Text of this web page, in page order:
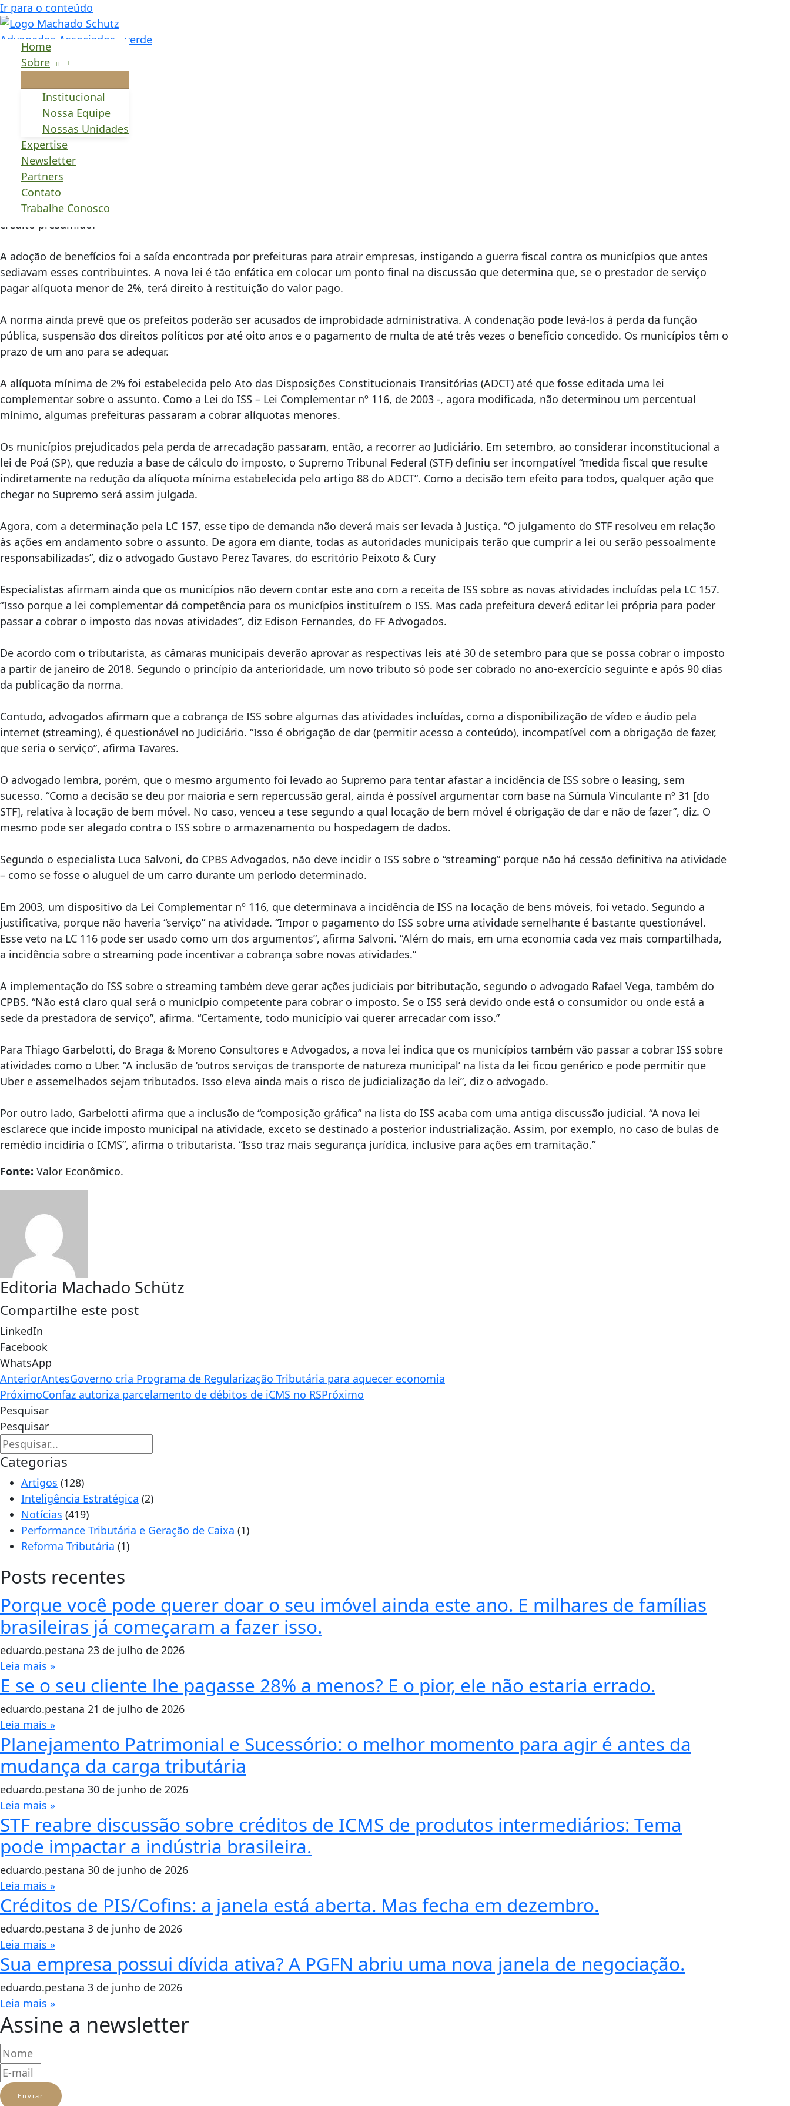
Ir para o conteúdo
Home
Sobre
Institucional
Nossa Equipe
Nossas Unidades
Expertise
Newsletter
Partners
Contato
Trabalhe Conosco
Lei proíbe prefeituras de conceder benefícios para
redução do ISS
Municípios não devem contar este ano com a receita sobre as novas atividades.
Por Laura Ignacio | De São Paulo.
Além de criar novas possibilidades de fontes de receita para as prefeituras, a reforma do Imposto sobre Serviços (ISS) poderá acabar com a
guerra fiscal entre municípios. Publicada no apagar das luzes de 2016, a Lei Complementar nº 157, que chamou mais atenção por permitir a
cobrança do tributo sobre a disponibilização de conteúdos de áudio e vídeo por meio da internet – como fazem Netflix e Spotify -, veda a
concessão de qualquer benefício para redução, indireta, do percentual mínimo de 2%, como diminuição de base de cálculo ou concessão de
crédito presumido.
A adoção de benefícios foi a saída encontrada por prefeituras para atrair empresas, instigando a guerra fiscal contra os municípios que antes
sediavam esses contribuintes. A nova lei é tão enfática em colocar um ponto final na discussão que determina que, se o prestador de serviço
pagar alíquota menor de 2%, terá direito à restituição do valor pago.
A norma ainda prevê que os prefeitos poderão ser acusados de improbidade administrativa. A condenação pode levá-los à perda da função
pública, suspensão dos direitos políticos por até oito anos e o pagamento de multa de até três vezes o benefício concedido. Os municípios têm o
prazo de um ano para se adequar.
A alíquota mínima de 2% foi estabelecida pelo Ato das Disposições Constitucionais Transitórias (ADCT) até que fosse editada uma lei
complementar sobre o assunto. Como a Lei do ISS – Lei Complementar nº 116, de 2003 -, agora modificada, não determinou um percentual
mínimo, algumas prefeituras passaram a cobrar alíquotas menores.
Os municípios prejudicados pela perda de arrecadação passaram, então, a recorrer ao Judiciário. Em setembro, ao considerar inconstitucional a
lei de Poá (SP), que reduzia a base de cálculo do imposto, o Supremo Tribunal Federal (STF) definiu ser incompatível “medida fiscal que resulte
indiretamente na redução da alíquota mínima estabelecida pelo artigo 88 do ADCT”. Como a decisão tem efeito para todos, qualquer ação que
chegar no Supremo será assim julgada.
Agora, com a determinação pela LC 157, esse tipo de demanda não deverá mais ser levada à Justiça. “O julgamento do STF resolveu em relação
às ações em andamento sobre o assunto. De agora em diante, todas as autoridades municipais terão que cumprir a lei ou serão pessoalmente
responsabilizadas”, diz o advogado Gustavo Perez Tavares, do escritório Peixoto & Cury
Especialistas afirmam ainda que os municípios não devem contar este ano com a receita de ISS sobre as novas atividades incluídas pela LC 157.
“Isso porque a lei complementar dá competência para os municípios instituírem o ISS. Mas cada prefeitura deverá editar lei própria para poder
passar a cobrar o imposto das novas atividades”, diz Edison Fernandes, do FF Advogados.
De acordo com o tributarista, as câmaras municipais deverão aprovar as respectivas leis até 30 de setembro para que se possa cobrar o imposto
a partir de janeiro de 2018. Segundo o princípio da anterioridade, um novo tributo só pode ser cobrado no ano-exercício seguinte e após 90 dias
da publicação da norma.
Contudo, advogados afirmam que a cobrança de ISS sobre algumas das atividades incluídas, como a disponibilização de vídeo e áudio pela
internet (streaming), é questionável no Judiciário. “Isso é obrigação de dar (permitir acesso a conteúdo), incompatível com a obrigação de fazer,
que seria o serviço”, afirma Tavares.
O advogado lembra, porém, que o mesmo argumento foi levado ao Supremo para tentar afastar a incidência de ISS sobre o leasing, sem
sucesso. “Como a decisão se deu por maioria e sem repercussão geral, ainda é possível argumentar com base na Súmula Vinculante nº 31 [do
STF], relativa à locação de bem móvel. No caso, venceu a tese segundo a qual locação de bem móvel é obrigação de dar e não de fazer”, diz. O
mesmo pode ser alegado contra o ISS sobre o armazenamento ou hospedagem de dados.
Segundo o especialista Luca Salvoni, do CPBS Advogados, não deve incidir o ISS sobre o “streaming” porque não há cessão definitiva na atividade
– como se fosse o aluguel de um carro durante um período determinado.
Em 2003, um dispositivo da Lei Complementar nº 116, que determinava a incidência de ISS na locação de bens móveis, foi vetado. Segundo a
justificativa, porque não haveria “serviço” na atividade. “Impor o pagamento do ISS sobre uma atividade semelhante é bastante questionável.
Esse veto na LC 116 pode ser usado como um dos argumentos”, afirma Salvoni. “Além do mais, em uma economia cada vez mais compartilhada,
a incidência sobre o streaming pode incentivar a cobrança sobre novas atividades.”
A implementação do ISS sobre o streaming também deve gerar ações judiciais por bitributação, segundo o advogado Rafael Vega, também do
CPBS. “Não está claro qual será o município competente para cobrar o imposto. Se o ISS será devido onde está o consumidor ou onde está a
sede da prestadora de serviço”, afirma. “Certamente, todo município vai querer arrecadar com isso.”
Para Thiago Garbelotti, do Braga & Moreno Consultores e Advogados, a nova lei indica que os municípios também vão passar a cobrar ISS sobre
atividades como o Uber. “A inclusão de ‘outros serviços de transporte de natureza municipal’ na lista da lei ficou genérico e pode permitir que
Uber e assemelhados sejam tributados. Isso eleva ainda mais o risco de judicialização da lei”, diz o advogado.
Por outro lado, Garbelotti afirma que a inclusão de “composição gráfica” na lista do ISS acaba com uma antiga discussão judicial. “A nova lei
esclarece que incide imposto municipal na atividade, exceto se destinado a posterior industrialização. Assim, por exemplo, no caso de bulas de
remédio incidiria o ICMS”, afirma o tributarista. “Isso traz mais segurança jurídica, inclusive para ações em tramitação.”
Fonte: Valor Econômico.
Editoria Machado Schütz
Compartilhe este post
LinkedIn
Facebook
WhatsApp
AnteriorAntesGoverno cria Programa de Regularização Tributária para aquecer economia
PróximoConfaz autoriza parcelamento de débitos de iCMS no RSPróximo
Pesquisar
Pesquisar
Categorias
Artigos (128)
Inteligência Estratégica (2)
Notícias (419)
Performance Tributária e Geração de Caixa (1)
Reforma Tributária (1)
Posts recentes
Porque você pode querer doar o seu imóvel ainda este ano. E milhares de famílias
brasileiras já começaram a fazer isso.
eduardo.pestana 23 de julho de 2026
Leia mais »
E se o seu cliente lhe pagasse 28% a menos? E o pior, ele não estaria errado.
eduardo.pestana 21 de julho de 2026
Leia mais »
Planejamento Patrimonial e Sucessório: o melhor momento para agir é antes da
mudança da carga tributária
eduardo.pestana 30 de junho de 2026
Leia mais »
STF reabre discussão sobre créditos de ICMS de produtos intermediários: Tema
pode impactar a indústria brasileira.
eduardo.pestana 30 de junho de 2026
Leia mais »
Créditos de PIS/Cofins: a janela está aberta. Mas fecha em dezembro.
eduardo.pestana 3 de junho de 2026
Leia mais »
Sua empresa possui dívida ativa? A PGFN abriu uma nova janela de negociação.
eduardo.pestana 3 de junho de 2026
Leia mais »
Assine a newsletter
Enviar